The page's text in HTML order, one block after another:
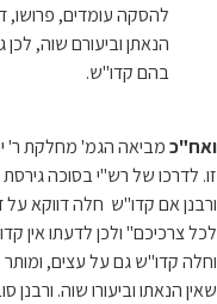
להסקה עומדים, פרושו,
הנאתן וביעורם שוה,
בהם קדו"ש.
ואח"כמביאה הגמ' מחלקת ר'
זו. לדרכו של רש"י בסוכה
ורבנן אם קדו"ש חלה דווקא על
לכל צרכיכם" ולכן לדעתו אין
וחלה קדו"ש גם על עצים,
שאין הנאתו וביעורו שוה.